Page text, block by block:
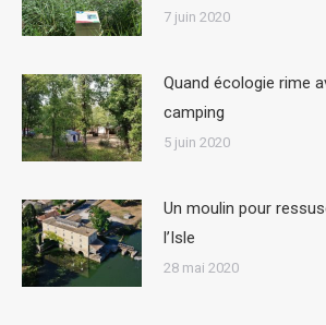
7 juin 2020
Quand écologie rime
camping
5 juin 2020
Un moulin pour
l’Isle
28 mai 2020